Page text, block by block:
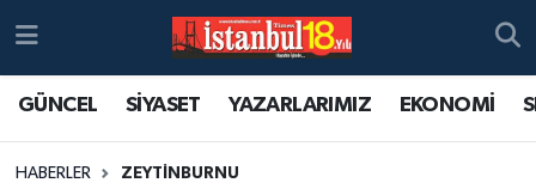
GÜNCEL SİYASET YAZARLARIMIZ EKONOMİ
HABERLER ZEYTİNBURNU